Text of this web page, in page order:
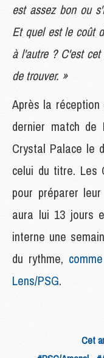
est assez bon ou
Et quel est le coût
à l'autre ? C'est
de trouver. »
Après la réception
dernier match
Crystal Palace le
celui du titre. Les
pour préparer
aura lui 13 jours
interne une
du rythme,
Lens/PSG.
Cet